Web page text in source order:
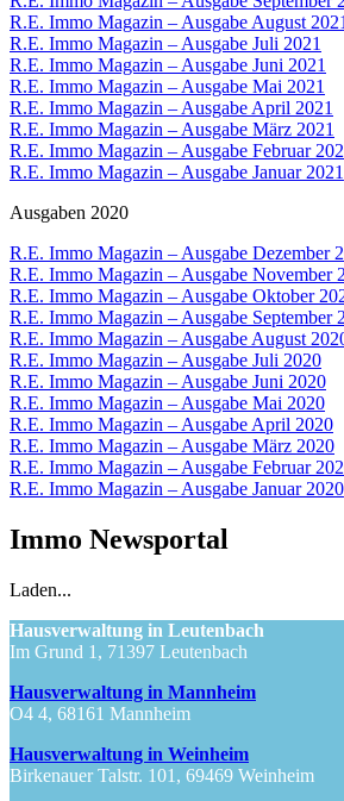
R.E. Immo Magazin – Ausgabe August 2021
R.E. Immo Magazin – Ausgabe Juli 2021
R.E. Immo Magazin – Ausgabe Juni 2021
R.E. Immo Magazin – Ausgabe Mai 2021
R.E. Immo Magazin – Ausgabe April 2021
R.E. Immo Magazin – Ausgabe März 2021
R.E. Immo Magazin – Ausgabe Februar
R.E. Immo Magazin – Ausgabe Januar 2021
Ausgaben 2020
R.E. Immo Magazin – Ausgabe Dezember
R.E. Immo Magazin – Ausgabe November
R.E. Immo Magazin – Ausgabe Oktober
R.E. Immo Magazin – Ausgabe September
R.E. Immo Magazin – Ausgabe August
R.E. Immo Magazin – Ausgabe Juli 2020
R.E. Immo Magazin – Ausgabe Juni 2020
R.E. Immo Magazin – Ausgabe Mai 2020
R.E. Immo Magazin – Ausgabe April 2020
R.E. Immo Magazin – Ausgabe März 2020
R.E. Immo Magazin – Ausgabe Februar
R.E. Immo Magazin – Ausgabe Januar 2020
Immo Newsportal
Laden...
Hausverwaltung in Leutenbach
Im Grund 1, 71397 Leutenbach
Hausverwaltung in Mannheim
O4 4, 68161 Mannheim
Hausverwaltung in Weinheim
Birkenauer Talstr. 101, 69469 Weinheim